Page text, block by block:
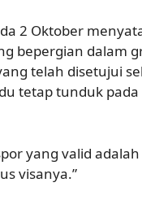
2 Oktober
bepergian dalam
telah disetujui
tetap tunduk
yang valid
visanya.”